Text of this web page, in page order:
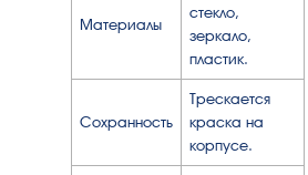
Материалы
стекло,
зеркало,
пластик.
Сохранность
Трескается
краска на
корпусе.